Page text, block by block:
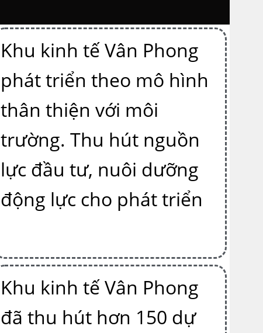
Khu kinh tế Vân Phong
phát triển theo mô hình
thân thiện với môi
trường. Thu hút nguồn
lực đầu tư, nuôi dưỡng
động lực cho phát triển
Khu kinh tế Vân Phong
đã thu hút hơn 150 dự